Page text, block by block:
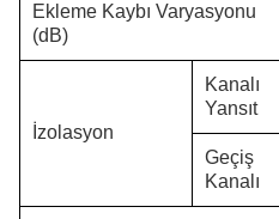
Ekleme Kaybı Varyasyonu
(dB)
İzolasyon
Kanalı
Yansıt
Geçiş
Kanalı